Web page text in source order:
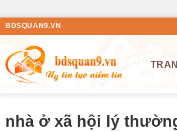
Bỏ
dung
BDSQUAN9.VN
nhà ở xã hội lý